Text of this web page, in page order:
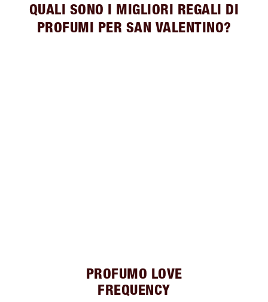
QUALI SONO I MIGLIORI REGALI DI
PROFUMI PER SAN VALENTINO?
PROFUMO LOVE
FREQUENCY